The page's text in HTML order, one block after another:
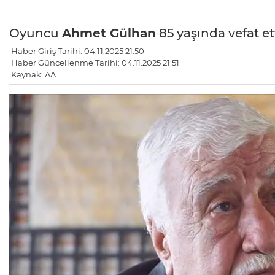
Oyuncu Ahmet Gülhan 85 yaşında vefat
Haber Giriş Tarihi: 04.11.2025 21:50
Haber Güncellenme Tarihi: 04.11.2025 21:51
Kaynak: AA